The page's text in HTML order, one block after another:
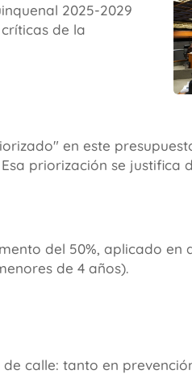
2025-2029
de la
en este
priorización se justifica
del 50%, aplicado en
de 4 años).
calle: tanto en